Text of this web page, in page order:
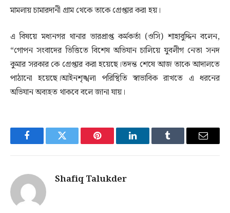
মামলায় চামারদানী গ্রাম থেকে তাকে গ্রেপ্তার করা হয়।
এ বিষয়ে মধ্যনগর থানার ভারপ্রাপ্ত কর্মকর্তা (ওসি) শাহাবুদ্দিন বলেন,
“গোপন সংবাদের ভিত্তিতে বিশেষ অভিযান চালিয়ে যুবলীগ নেতা সনদ
কুমার সরকার কে গ্রেপ্তার করা হয়েছে।তদন্ত শেষে আজ তাকে আদালতে
পাঠানো হয়েছে।আইনশৃঙ্খলা পরিস্থিতি স্বাভাবিক রাখতে এ ধরনের
অভিযান অব্যহত থাকবে বলে জানা যায়।
FacebookTwitter Pinterest LinkedInTumblr Email
Shafiq Talukder